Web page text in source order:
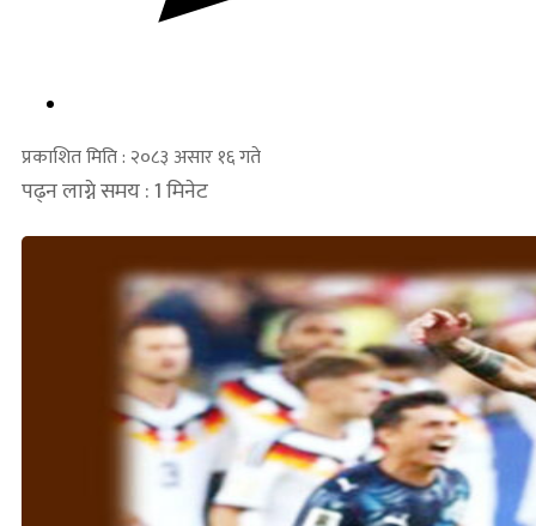
प्रकाशित मिति : २०८३ असार १६ गते
पढ्न लाग्ने समय : 1 मिनेट